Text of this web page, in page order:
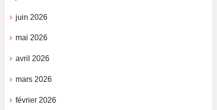
juin 2026
mai 2026
avril 2026
mars 2026
février 2026